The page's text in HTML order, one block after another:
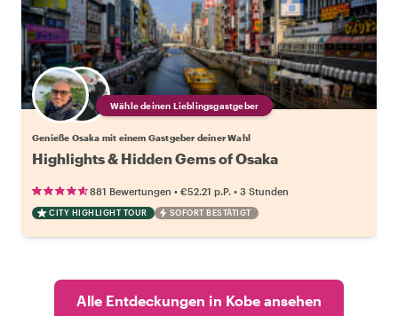
Wähle deinen Lieblingsgastgeber
Genieße Osaka mit einem Gastgeber deiner Wahl
Highlights & Hidden Gems of Osaka
881 Bewertungen • €52.21 p.P. • 3 Stunden
CITY HIGHLIGHT TOUR SOFORT BESTÄTIGT
Alle Entdeckungen in Kobe ansehen